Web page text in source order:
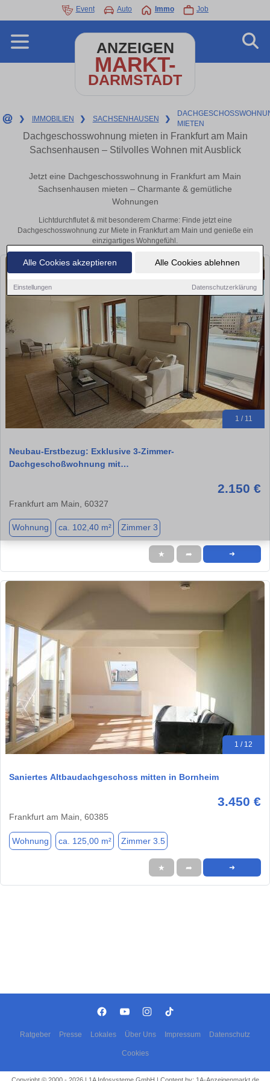
Alle Cookies akzeptieren Alle Cookies ablehnen
Einstellungen Datenschutzerklärung
Event Auto Immo Job
ANZEIGEN
MARKT-
DARMSTADT
❯ IMMOBILIEN ❯ SACHSENHAUSEN ❯
MIETEN
Dachgeschosswohnung mieten in Frankfurt am Main
Sachsenhausen – Stilvolles Wohnen mit Ausblick
Jetzt eine Dachgeschosswohnung in Frankfurt am Main
Sachsenhausen mieten – Charmante & gemütliche
Wohnungen
Lichtdurchflutet & mit besonderem Charme: Finde jetzt eine
Dachgeschosswohnung zur Miete in Frankfurt am Main und genieße ein
einzigartiges Wohngefühl.
1 / 11
Neubau-Erstbezug: Exklusive 3-Zimmer-
Dachgeschoßwohnung mit…
2.150 €
Frankfurt am Main, 60327
Wohnung ca. 102,40 m² Zimmer 3
★ ➦ ➜
1 / 12
Saniertes Altbaudachgeschoss mitten in Bornheim
3.450 €
Frankfurt am Main, 60385
Wohnung ca. 125,00 m² Zimmer 3.5
★ ➦ ➜
Ratgeber Presse Lokales Über Uns Impressum Datenschutz
Cookies